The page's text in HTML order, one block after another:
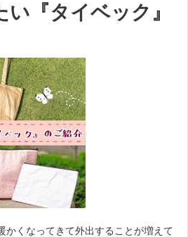
い『タイベック』
かくなってきて外出することが増えて